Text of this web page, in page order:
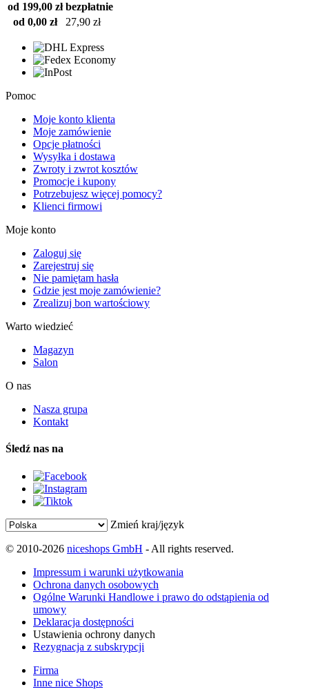
od 199,00 zł bezpłatnie
od 0,00 zł
27,90 zł
Pomoc
Moje konto klienta
Moje zamówienie
Opcje płatności
Wysyłka i dostawa
Zwroty i zwrot kosztów
Promocje i kupony
Potrzebujesz więcej pomocy?
Klienci firmowi
Moje konto
Zaloguj się
Zarejestruj się
Nie pamiętam hasła
Gdzie jest moje zamówienie?
Zrealizuj bon wartościowy
Warto wiedzieć
Magazyn
Salon
O nas
Nasza grupa
Kontakt
Śledź nas na
Zmień kraj/język
© 2010-2026 niceshops GmbH - All rights reserved.
Impressum i warunki użytkowania
Ochrona danych osobowych
Ogólne Warunki Handlowe i prawo do odstąpienia od
umowy
Deklaracja dostępności
Ustawienia ochrony danych
Rezygnacja z subskrypcji
Firma
Inne nice Shops